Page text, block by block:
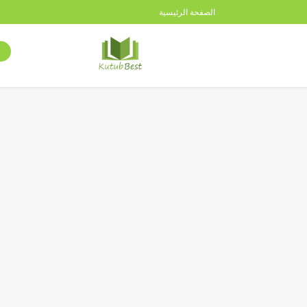
الصفحة الرئيسية